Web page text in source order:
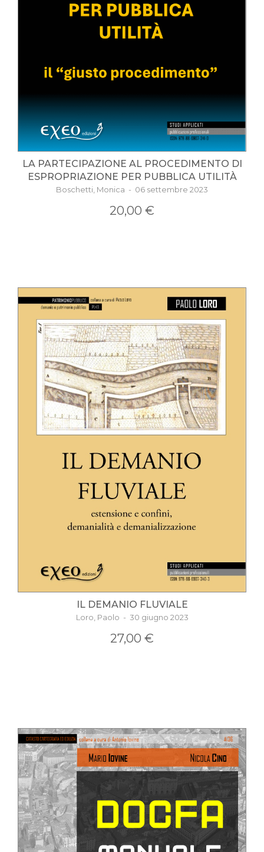
LA PARTECIPAZIONE AL PROCEDIMENTO DI
ESPROPRIAZIONE PER PUBBLICA UTILITÀ
Boschetti, Monica - 06 settembre 2023
20,00 €
IL DEMANIO FLUVIALE
Loro, Paolo - 30 giugno 2023
27,00 €